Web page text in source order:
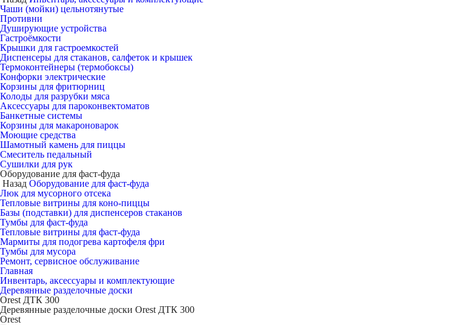
Чаши (мойки) цельнотянутые
Противни
Душирующие устройства
Гастроёмкости
Крышки для гастроемкостей
Диспенсеры для стаканов, салфеток и крышек
Термоконтейнеры (термобоксы)
Конфорки электрические
Корзины для фритюрниц
Колоды для разрубки мяса
Аксессуары для пароконвектоматов
Банкетные системы
Корзины для макароноварок
Моющие средства
Шамотный камень для пиццы
Смеситель педальный
Сушилки для рук
Оборудование для фаст-фуда
Назад Оборудование для фаст-фуда
Люк для мусорного отсека
Тепловые витрины для коно-пиццы
Базы (подставки) для диспенсеров стаканов
Тумбы для фаст-фуда
Тепловые витрины для фаст-фуда
Мармиты для подогрева картофеля фри
Тумбы для мусора
Ремонт, сервисное обслуживание
Главная
Инвентарь, аксессуары и комплектующие
Деревянные разделочные доски
Orest ДТК 300
Деревянные разделочные доски Orest ДТК 300
Orest